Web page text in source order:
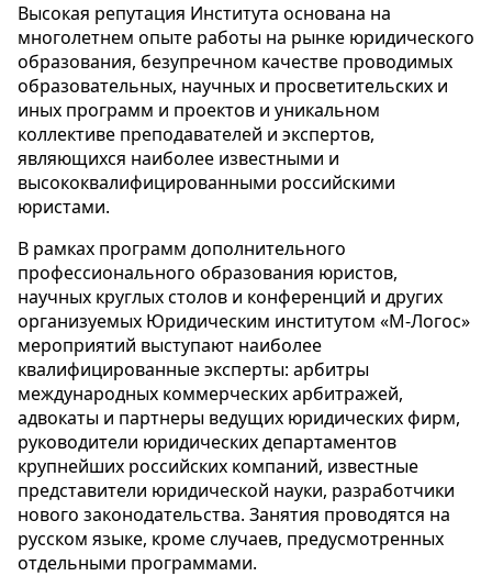
Высокая репутация Института основана на
многолетнем опыте работы на рынке юридического
образования, безупречном качестве проводимых
образовательных, научных и просветительских и
иных программ и проектов и уникальном
коллективе преподавателей и экспертов,
являющихся наиболее известными и
высококвалифицированными российскими
юристами.
В рамках программ дополнительного
профессионального образования юристов,
научных круглых столов и конференций и других
организуемых Юридическим институтом «М-Логос»
мероприятий выступают наиболее
квалифицированные эксперты: арбитры
международных коммерческих арбитражей,
адвокаты и партнеры ведущих юридических фирм,
руководители юридических департаментов
крупнейших российских компаний, известные
представители юридической науки, разработчики
нового законодательства. Занятия проводятся на
русском языке, кроме случаев, предусмотренных
отдельными программами.